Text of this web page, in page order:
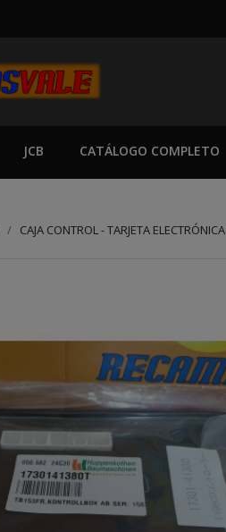
JCB CATÁLOGO COMPLETO
CAJA CONTROL - TARJETA